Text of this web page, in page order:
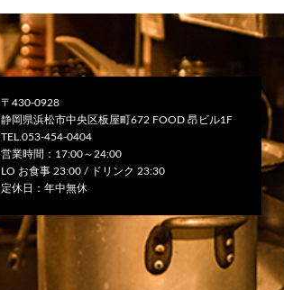
〒430-0928
静岡県浜松市中央区板屋町672 FOOD 昂ビル1F
TEL.053-454-0404
営業時間：17:00～24:00
LO お食事 23:00 / ドリンク 23:30
定休日：年中無休